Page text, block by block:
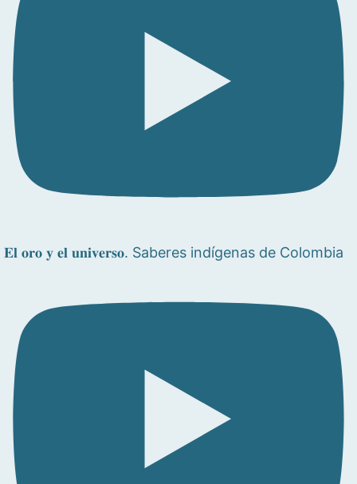
𝐄𝐥 𝐨𝐫𝐨 𝐲 𝐞𝐥 𝐮𝐧𝐢𝐯𝐞𝐫𝐬𝐨. Saberes indígenas de Colombia